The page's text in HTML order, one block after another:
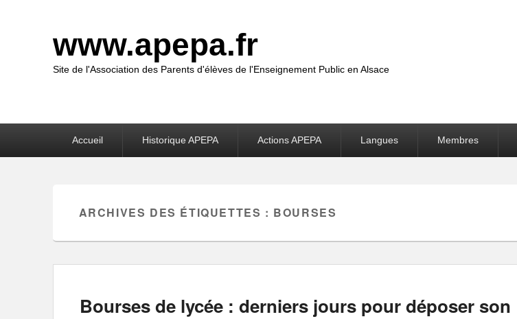
www.apepa.fr
Site de l'Association des Parents d'élèves de l'Enseignement Public en Alsace
Accueil Historique APEPA Actions APEPA Langues Membres
ARCHIVES DES ÉTIQUETTES : BOURSES
Bourses de lycée : derniers jours pour déposer son